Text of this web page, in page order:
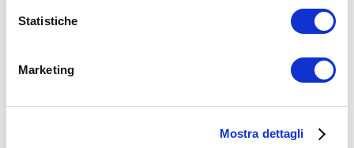
Statistiche
Marketing
Mostra dettagli
15WORKOUT
Addominali(99)